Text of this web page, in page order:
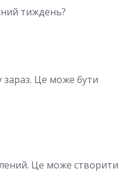
тиждень?
Це може бути
Це може створити